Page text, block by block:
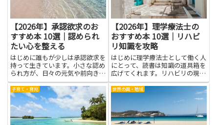
【2026年】承認欲求のお
すすめ本 10選｜認められ
たい心を整える
はじめに誰もが少しは承認欲求を
持って生きています。小さな認め
られ方が、日々の元気や前向きさ
を支え、困ったときの糧にもなり
ます。しかし行き過ぎると、他人
の評価に振り回され心が疲れるこ
とも。そんなとき役立つのが、や
さしく分かりやすい言葉で書か
れ...
【2026年】理学療法士の
おすすめ本 10選｜リハビ
リ知識を攻略
はじめに理学療法士として働く人
にとって、読書は知識の道具箱を
広げてくれます。リハビリの現場
では、患者さん一人ひとりの体の
動きや痛みの原因を理解する力が
大切です。本を読むと、長く使え
る基本の考え方や、実際の臨床に
役立つヒントを身につけられま
す...
子育て・育児 世界の国・地域